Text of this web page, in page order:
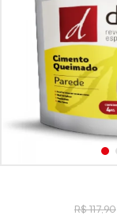
R$ 117,90